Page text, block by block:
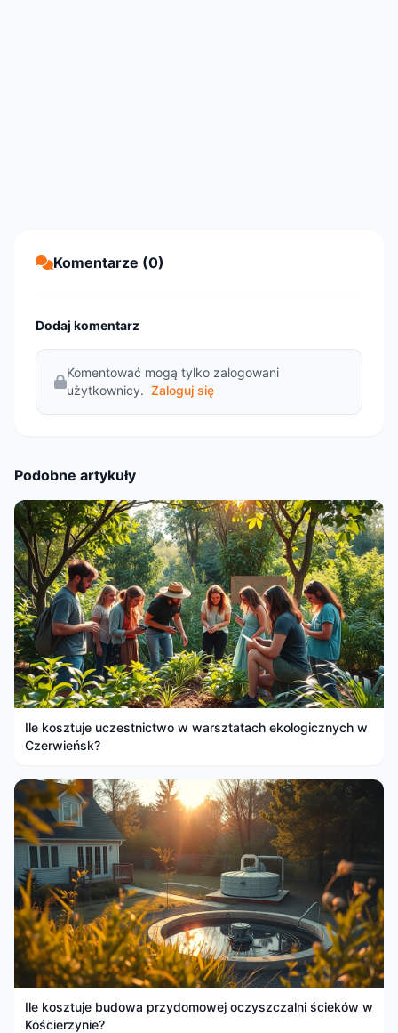
Komentarze (0)
Dodaj komentarz
Komentować mogą tylko zalogowani
użytkownicy. Zaloguj się
Podobne artykuły
Ile kosztuje uczestnictwo w warsztatach ekologicznych w
Czerwieńsk?
Ile kosztuje budowa przydomowej oczyszczalni ścieków w
Kościerzynie?